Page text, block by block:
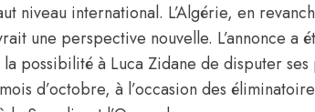
niveau international. L’Algérie, en
une perspective nouvelle. L’annonce a
possibilité à Luca Zidane de disputer
d’octobre, à l’occasion des